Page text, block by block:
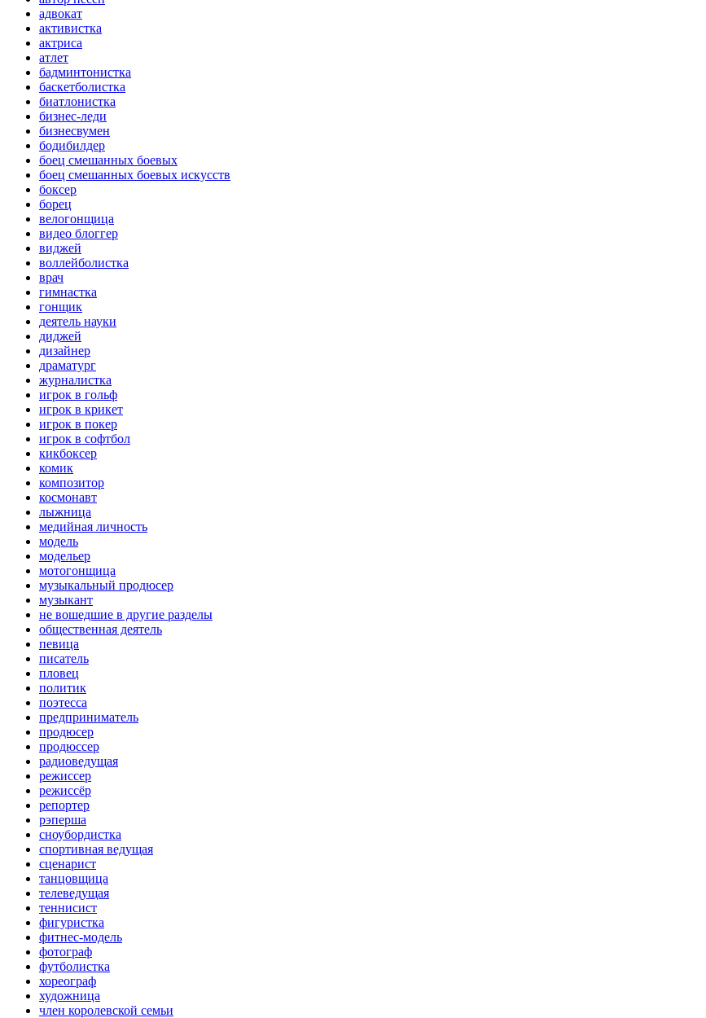
адвокат
активистка
актриса
атлет
бадминтонистка
баскетболистка
биатлонистка
бизнес-леди
бизнесвумен
бодибилдер
боец смешанных боевых
боец смешанных боевых искусств
боксер
борец
велогонщица
видео блоггер
виджей
воллейболистка
врач
гимнастка
гонщик
деятель науки
диджей
дизайнер
драматург
журналистка
игрок в гольф
игрок в крикет
игрок в покер
игрок в софтбол
кикбоксер
комик
композитор
космонавт
лыжница
медийная личность
модель
модельер
мотогонщица
музыкальный продюсер
музыкант
не вошедшие в другие разделы
общественная деятель
певица
писатель
пловец
политик
поэтесса
предприниматель
продюсер
продюссер
радиоведущая
режиссер
режиссёр
репортер
рэперша
сноубордистка
спортивная ведущая
сценарист
танцовщица
телеведущая
теннисист
фигуристка
фитнес-модель
фотограф
футболистка
хореограф
художница
член королевской семьи